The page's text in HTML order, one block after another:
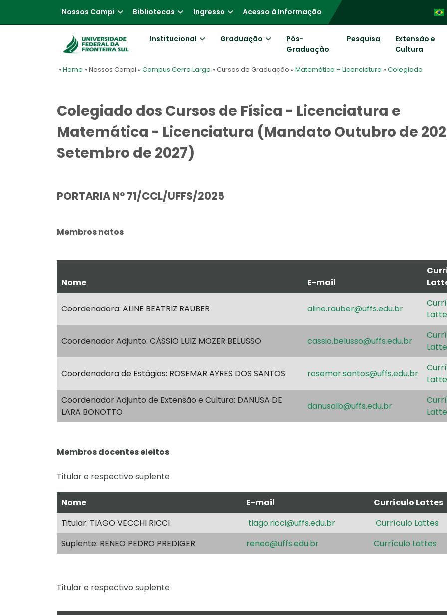
Nossos Campi Bibliotecas Ingresso Acesso à Informação
Institucional Graduação
Pós-
Graduação
Pesquisa
Extensão e
Cultura
» Home » Nossos Campi » Campus Cerro Largo » Cursos de Graduação » Matemática – Licenciatura » Colegiado
Colegiado dos Cursos de Física - Licenciatura e
Matemática - Licenciatura (Mandato Outubro de
Setembro de 2027)
PORTARIA Nº 71/CCL/UFFS/2025
Membros natos
Nome E-mail
Coordenadora: ALINE BEATRIZ RAUBER aline.rauber@uffs.edu.br
Coordenador Adjunto: CÁSSIO LUIZ MOZER BELUSSO cassio.belusso@uffs.edu.br
Coordenadora de Estágios: ROSEMAR AYRES DOS SANTOS rosemar.santos@uffs.edu.br
Coordenador Adjunto de Extensão e Cultura: DANUSA DE
LARA BONOTTO
danusalb@uffs.edu.br
Membros docentes eleitos
Titular e respectivo suplente
Nome E-mail
Currículo Lattes
Titular: TIAGO VECCHI RICCI
tiago.ricci@uffs.edu.br
Currículo Lattes
Suplente: RENEO PEDRO PREDIGER
reneo@uffs.edu.br Currículo Lattes
Titular e respectivo suplente